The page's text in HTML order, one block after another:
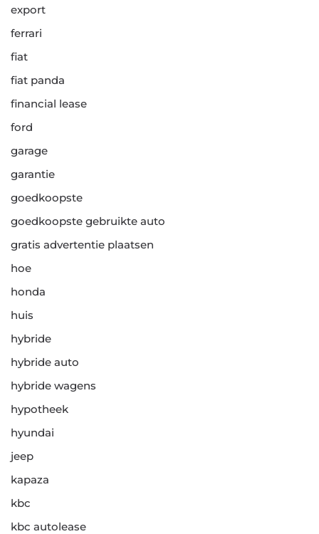
export
ferrari
fiat
fiat panda
financial lease
ford
garage
garantie
goedkoopste
goedkoopste gebruikte auto
gratis advertentie plaatsen
hoe
honda
huis
hybride
hybride auto
hybride wagens
hypotheek
hyundai
jeep
kapaza
kbc
kbc autolease